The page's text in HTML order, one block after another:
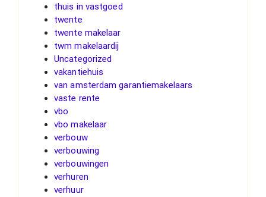
thuis in vastgoed
twente
twente makelaar
twm makelaardij
Uncategorized
vakantiehuis
van amsterdam garantiemakelaars
vaste rente
vbo
vbo makelaar
verbouw
verbouwing
verbouwingen
verhuren
verhuur